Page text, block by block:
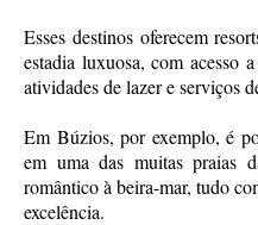
Esses destinos oferecem
estadia luxuosa, com acesso
atividades de lazer e serviços
Em Búzios, por exemplo, é
em uma das muitas praias
romântico à beira-mar, tudo
excelência.